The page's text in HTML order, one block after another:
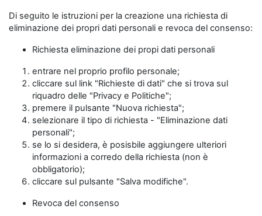
Di seguito le istruzioni per la creazione una richiesta di
eliminazione dei propri dati personali e revoca del consenso:
Richiesta eliminazione dei propi dati personali
entrare nel proprio profilo personale;
cliccare sul link "Richieste di dati" che si trova sul
riquadro delle "Privacy e Politiche";
premere il pulsante "Nuova richiesta";
selezionare il tipo di richiesta - "Eliminazione dati
personali";
se lo si desidera, è posisbile aggiungere ulteriori
informazioni a corredo della richiesta (non è
obbligatorio);
cliccare sul pulsante "Salva modifiche".
Revoca del consenso